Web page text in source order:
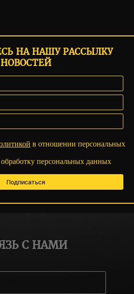
НА НАШУ РАССЫЛКУ
НОВОСТЕЙ
в отношении персональных
персональных данных
С НАМИ